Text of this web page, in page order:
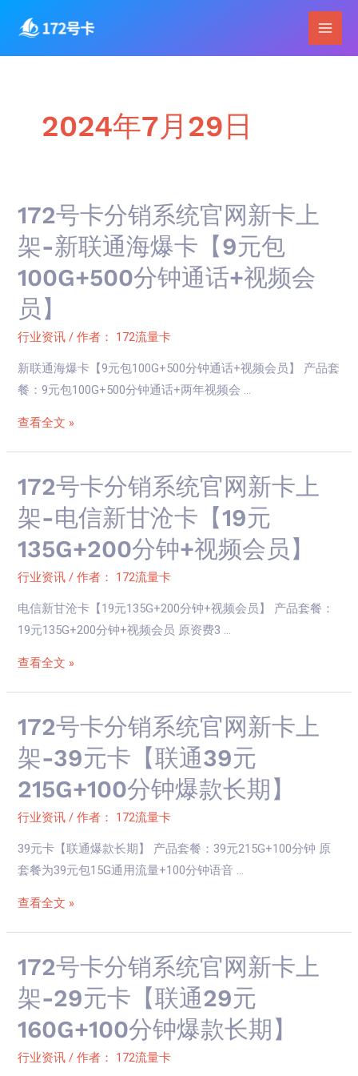
内
Main
2024年7月29日
172号卡分销系统官网新卡上
架-新联通海爆卡【9元包
100G+500分钟通话+视频会
员】
行业资讯 / 作者： 172流量卡
新联通海爆卡【9元包100G+500分钟通话+视频会员】 产品套
餐：9元包100G+500分钟通话+两年视频会 …
172
卡
分
销
系
统
官
网
卡
新
联
通
海
爆
【9
包
钟
通
话
+视
频
员】
查看全文 »
172号卡分销系统官网新卡上
架-电信新甘沧卡【19元
135G+200分钟+视频会员】
行业资讯 / 作者： 172流量卡
电信新甘沧卡【19元135G+200分钟+视频会员】 产品套餐：
19元135G+200分钟+视频会员 原资费3 …
172
卡
分
系
统
官
卡
上
架-
电
信
甘
沧
卡
元
135G+200
钟
+视
频
会
员】
查看全文 »
172号卡分销系统官网新卡上
架-39元卡【联通39元
215G+100分钟爆款长期】
行业资讯 / 作者： 172流量卡
39元卡【联通爆款长期】 产品套餐：39元215G+100分钟 原
套餐为39元包15G通用流量+100分钟语音 …
172
卡
分
系
统
官
卡
上
架-39
元
卡
通
查看全文 »
172号卡分销系统官网新卡上
架-29元卡【联通29元
160G+100分钟爆款长期】
行业资讯 / 作者： 172流量卡
172
卡
分
系